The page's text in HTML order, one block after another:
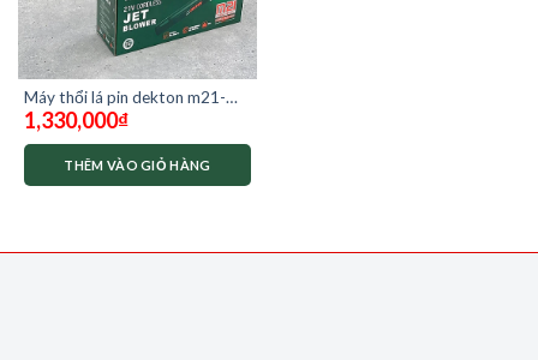
Máy thổi lá pin dekton m21-
TB02 ( chưa pin và sạc)
1,330,000₫
THÊM VÀO GIỎ HÀNG